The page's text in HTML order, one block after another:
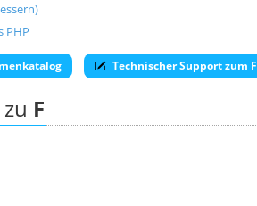
PHP
Technischer Support zum F
F